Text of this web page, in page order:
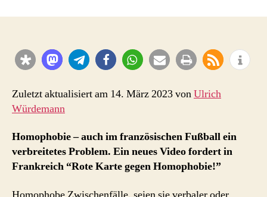
gegen
Homophobie!
Zuletzt aktualisiert am 14. März 2023 vonUlrich
Würdemann
Homophobie – auch im französischen Fußball ein
verbreitetes Problem. Ein neues Video fordert in
Frankreich “Rote Karte gegen Homophobie!”